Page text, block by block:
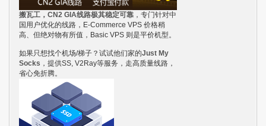
搬瓦工，CN2 GIA线路极其稳定可靠 ，专门针对中
国用户优化的线路，E-Commerce VPS 价格稍
高、但绝对物有所值，Basic VPS 则是平价机型。
如果只想找个机场/梯子？试试他们家的Just My
Socks ，提供SS, V2Ray等服务，走高质量线路，
省心免折腾。